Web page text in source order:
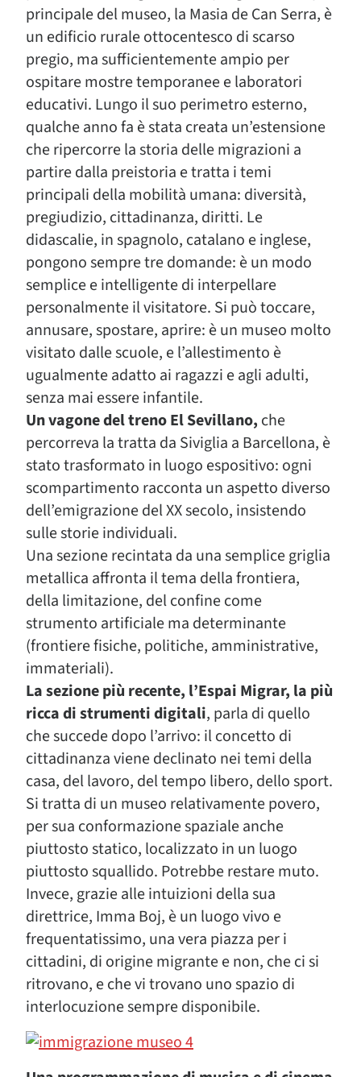
principale del museo, la Masia de Can Serra, è
un edificio rurale ottocentesco di scarso
pregio, ma sufficientemente ampio per
ospitare mostre temporanee e laboratori
educativi. Lungo il suo perimetro esterno,
qualche anno fa è stata creata un’estensione
che ripercorre la storia delle migrazioni a
partire dalla preistoria e tratta i temi
principali della mobilità umana: diversità,
pregiudizio, cittadinanza, diritti. Le
didascalie, in spagnolo, catalano e inglese,
pongono sempre tre domande: è un modo
semplice e intelligente di interpellare
personalmente il visitatore. Si può toccare,
annusare, spostare, aprire: è un museo molto
visitato dalle scuole, e l’allestimento è
ugualmente adatto ai ragazzi e agli adulti,
senza mai essere infantile.
Un vagone del treno El Sevillano, che
percorreva la tratta da Siviglia a Barcellona, è
stato trasformato in luogo espositivo: ogni
scompartimento racconta un aspetto diverso
dell’emigrazione del XX secolo, insistendo
sulle storie individuali.
Una sezione recintata da una semplice griglia
metallica affronta il tema della frontiera,
della limitazione, del confine come
strumento artificiale ma determinante
(frontiere fisiche, politiche, amministrative,
immateriali).
La sezione più recente, l’Espai Migrar, la più
ricca di strumenti digitali, parla di quello
che succede dopo l’arrivo: il concetto di
cittadinanza viene declinato nei temi della
casa, del lavoro, del tempo libero, dello sport.
Si tratta di un museo relativamente povero,
per sua conformazione spaziale anche
piuttosto statico, localizzato in un luogo
piuttosto squallido. Potrebbe restare muto.
Invece, grazie alle intuizioni della sua
direttrice, Imma Boj, è un luogo vivo e
frequentatissimo, una vera piazza per i
cittadini, di origine migrante e non, che ci si
ritrovano, e che vi trovano uno spazio di
interlocuzione sempre disponibile.